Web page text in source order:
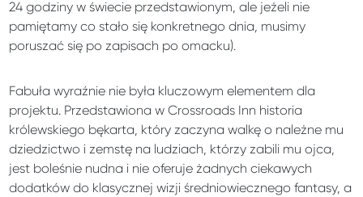
24 godziny w świecie przedstawionym, ale jeżeli nie
pamiętamy co stało się konkretnego dnia, musimy
poruszać się po zapisach po omacku).
Fabuła wyraźnie nie była kluczowym elementem dla
projektu. Przedstawiona w Crossroads Inn historia
królewskiego bękarta, który zaczyna walkę o należne mu
dziedzictwo i zemstę na ludziach, którzy zabili mu ojca,
jest boleśnie nudna i nie oferuje żadnych ciekawych
dodatków do klasycznej wizji średniowiecznego fantasy, a